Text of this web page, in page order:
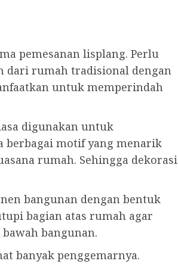
pemesanan lisplang. Perlu
dari rumah tradisional dengan
untuk memperindah
digunakan untuk
berbagai motif yang menarik
rumah. Sehingga dekorasi
bangunan dengan bentuk
bagian atas rumah agar
bangunan.
banyak penggemarnya.